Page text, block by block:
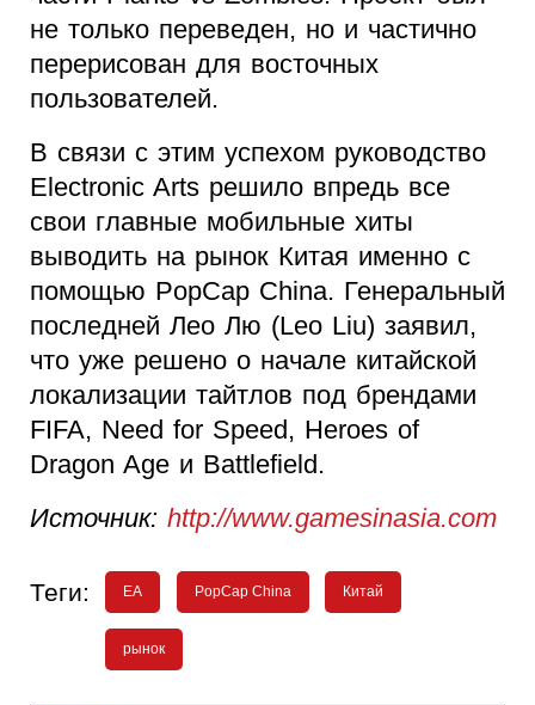
не только переведен, но и частично
перерисован для восточных
пользователей.
В связи с этим успехом руководство
Electronic Arts решило впредь все
свои главные мобильные хиты
выводить на рынок Китая именно с
помощью PopCap China. Генеральный
последней Лео Лю (Leo Liu) заявил,
что уже решено о начале китайской
локализации тайтлов под брендами
FIFA, Need for Speed, Heroes of
Dragon Age и Battlefield.
Источник: http://www.gamesinasia.com
Теги: EA PopCap China Китай
рынок